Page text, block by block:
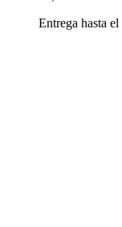
Entrega hasta